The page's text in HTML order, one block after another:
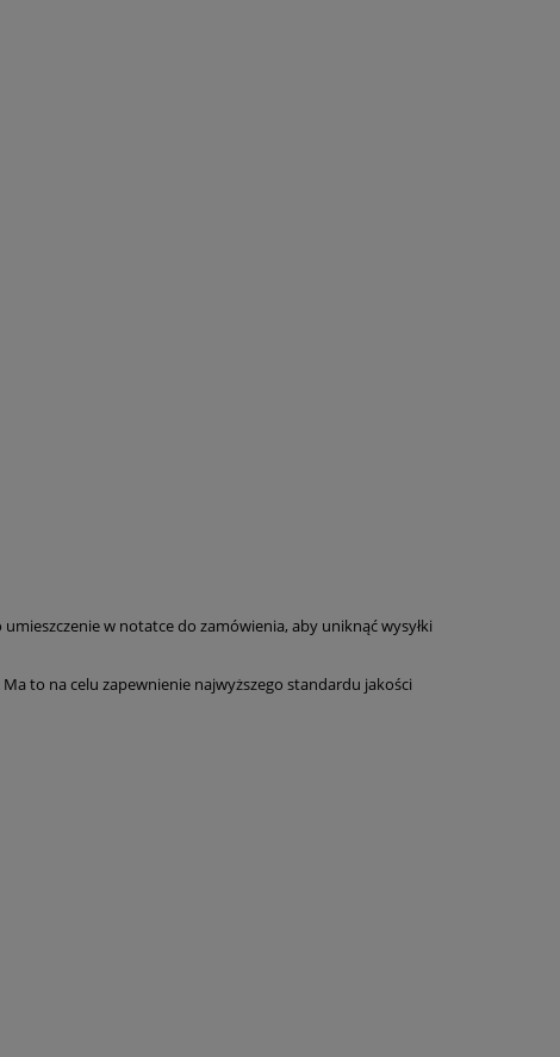
w notatce do zamówienia, aby uniknąć wysyłki
to na celu zapewnienie najwyższego standardu jakości